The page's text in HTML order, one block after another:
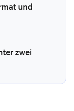
und
zwei